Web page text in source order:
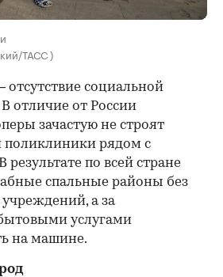
ТАСС )
социальной
отличие от России
зачастую не строят
рядом с
по всей стране
спальные районы без
а за
услугами
на машине.